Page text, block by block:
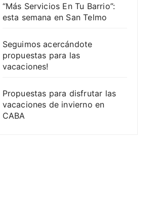
“Más Servicios En Tu Barrio”:
esta semana en San Telmo
Seguimos acercándote
propuestas para las
vacaciones!
Propuestas para disfrutar las
vacaciones de invierno en
CABA